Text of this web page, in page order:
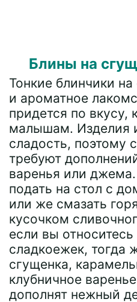
Блины на
Тонкие блинчики
и ароматное
придется по вкусу,
малышам. Изделия
сладость, поэтому
требуют
варенья или
подать на стол с
или же смазать
кусочком
если вы относитесь
сладкоежек, тогда
сгущенка,
клубничное
дополнят нежный